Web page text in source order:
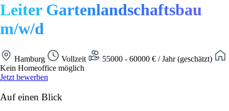
Leiter Gartenlandschaftsbau
m/w/d
Hamburg Vollzeit
55000 - 60000 € / Jahr (geschätzt)
Kein Homeoffice möglich
Jetzt bewerben
Auf einen Blick